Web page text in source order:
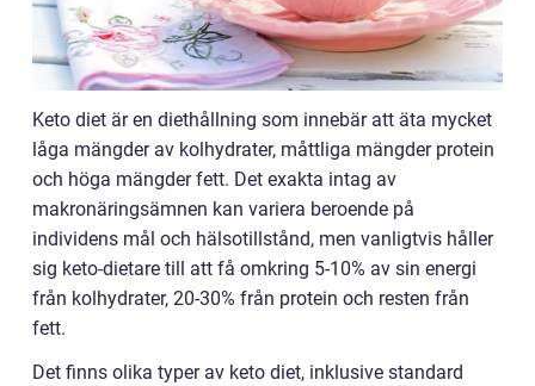
Keto diet är en diethållning som innebär att äta mycket
låga mängder av kolhydrater, måttliga mängder protein
och höga mängder fett. Det exakta intag av
makronäringsämnen kan variera beroende på
individens mål och hälsotillstånd, men vanligtvis håller
sig keto-dietare till att få omkring 5-10% av sin energi
från kolhydrater, 20-30% från protein och resten från
fett.
Det finns olika typer av keto diet, inklusive standard